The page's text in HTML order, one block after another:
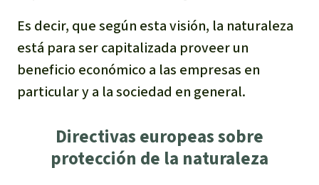
Es decir, que según esta visión, la naturaleza
está para ser capitalizada proveer un
beneficio económico a las empresas en
particular y a la sociedad en general.
Directivas europeas sobre
protección de la naturaleza